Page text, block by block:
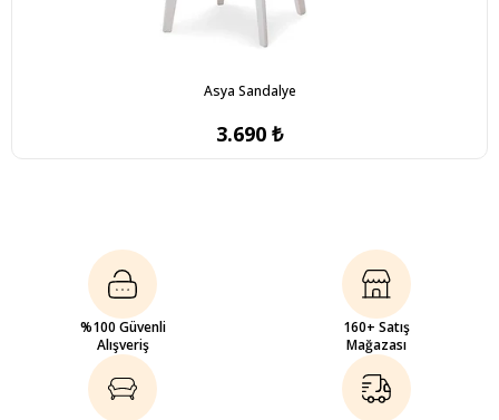
Asya Sandalye
3.690 ₺
%100 Güvenli
Alışveriş
160+ Satış
Mağazası